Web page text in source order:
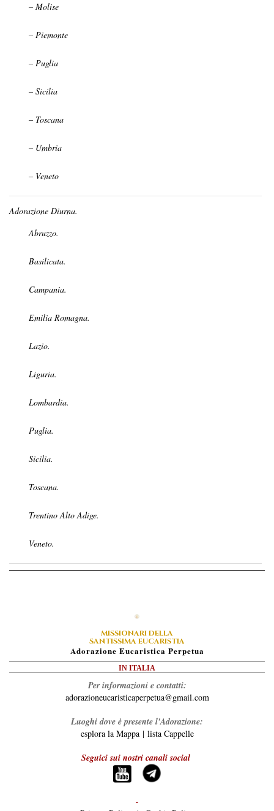
– Molise
– Piemonte
– Puglia
– Sicilia
– Toscana
– Umbria
– Veneto
Adorazione Diurna.
Abruzzo.
Basilicata.
Campania.
Emilia Romagna.
Lazio.
Liguria.
Lombardia.
Puglia.
Sicilia.
Toscana.
Trentino Alto Adige.
Veneto.
MISSIONARI DELLA
SANTISSIMA EUCARISTIA
ADorazione EUcaristica PErpetua
IN ITALIA
Per informazioni e contatti:
adorazioneucaristicaperpetua@gmail.com
Luoghi dove è presente l'Adorazione:
esplora la Mappa| lista Cappelle
Seguici sui nostri canali social
-